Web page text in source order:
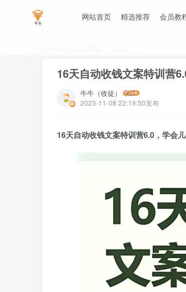
网站首页 精选推荐 会员教
16天自动收钱文案特训营
牛牛（收徒）
2023-11-08 22:19:50发布
16天自动收钱文案特训营6.0，学会